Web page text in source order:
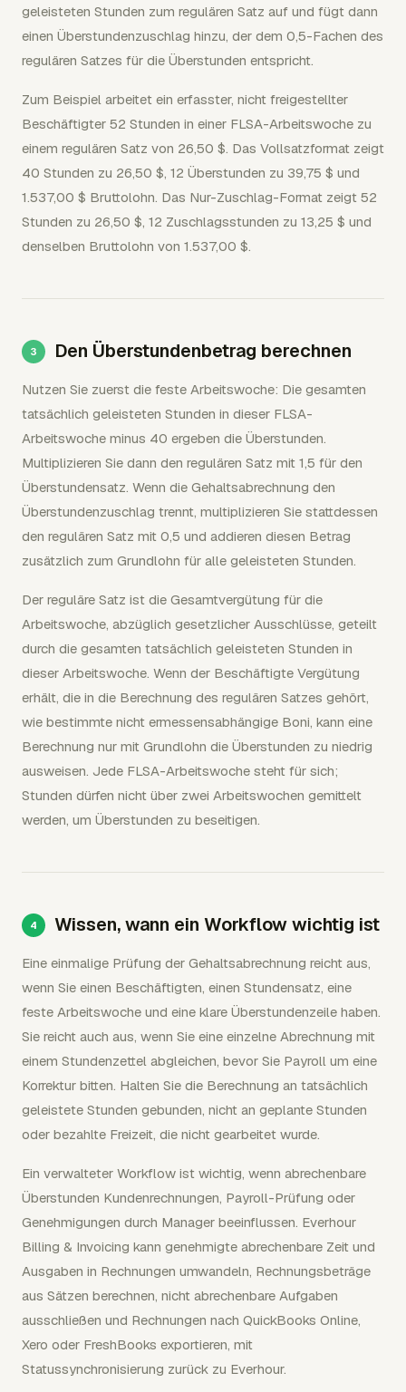
geleisteten Stunden zum regulären Satz auf und fügt dann
einen Überstundenzuschlag hinzu, der dem 0,5-Fachen des
regulären Satzes für die Überstunden entspricht.
Zum Beispiel arbeitet ein erfasster, nicht freigestellter
Beschäftigter 52 Stunden in einer FLSA-Arbeitswoche zu
einem regulären Satz von 26,50 $. Das Vollsatzformat zeigt
40 Stunden zu 26,50 $, 12 Überstunden zu 39,75 $ und
1.537,00 $ Bruttolohn. Das Nur-Zuschlag-Format zeigt 52
Stunden zu 26,50 $, 12 Zuschlagsstunden zu 13,25 $ und
denselben Bruttolohn von 1.537,00 $.
Den Überstundenbetrag berechnen
Nutzen Sie zuerst die feste Arbeitswoche: Die gesamten
tatsächlich geleisteten Stunden in dieser FLSA-
Arbeitswoche minus 40 ergeben die Überstunden.
Multiplizieren Sie dann den regulären Satz mit 1,5 für den
Überstundensatz. Wenn die Gehaltsabrechnung den
Überstundenzuschlag trennt, multiplizieren Sie stattdessen
den regulären Satz mit 0,5 und addieren diesen Betrag
zusätzlich zum Grundlohn für alle geleisteten Stunden.
Der reguläre Satz ist die Gesamtvergütung für die
Arbeitswoche, abzüglich gesetzlicher Ausschlüsse, geteilt
durch die gesamten tatsächlich geleisteten Stunden in
dieser Arbeitswoche. Wenn der Beschäftigte Vergütung
erhält, die in die Berechnung des regulären Satzes gehört,
wie bestimmte nicht ermessensabhängige Boni, kann eine
Berechnung nur mit Grundlohn die Überstunden zu niedrig
ausweisen. Jede FLSA-Arbeitswoche steht für sich;
Stunden dürfen nicht über zwei Arbeitswochen gemittelt
werden, um Überstunden zu beseitigen.
Wissen, wann ein Workflow wichtig ist
Eine einmalige Prüfung der Gehaltsabrechnung reicht aus,
wenn Sie einen Beschäftigten, einen Stundensatz, eine
feste Arbeitswoche und eine klare Überstundenzeile haben.
Sie reicht auch aus, wenn Sie eine einzelne Abrechnung mit
einem Stundenzettel abgleichen, bevor Sie Payroll um eine
Korrektur bitten. Halten Sie die Berechnung an tatsächlich
geleistete Stunden gebunden, nicht an geplante Stunden
oder bezahlte Freizeit, die nicht gearbeitet wurde.
Ein verwalteter Workflow ist wichtig, wenn abrechenbare
Überstunden Kundenrechnungen, Payroll-Prüfung oder
Genehmigungen durch Manager beeinflussen. Everhour
Billing & Invoicing kann genehmigte abrechenbare Zeit und
Ausgaben in Rechnungen umwandeln, Rechnungsbeträge
aus Sätzen berechnen, nicht abrechenbare Aufgaben
ausschließen und Rechnungen nach QuickBooks Online,
Xero oder FreshBooks exportieren, mit
Statussynchronisierung zurück zu Everhour.